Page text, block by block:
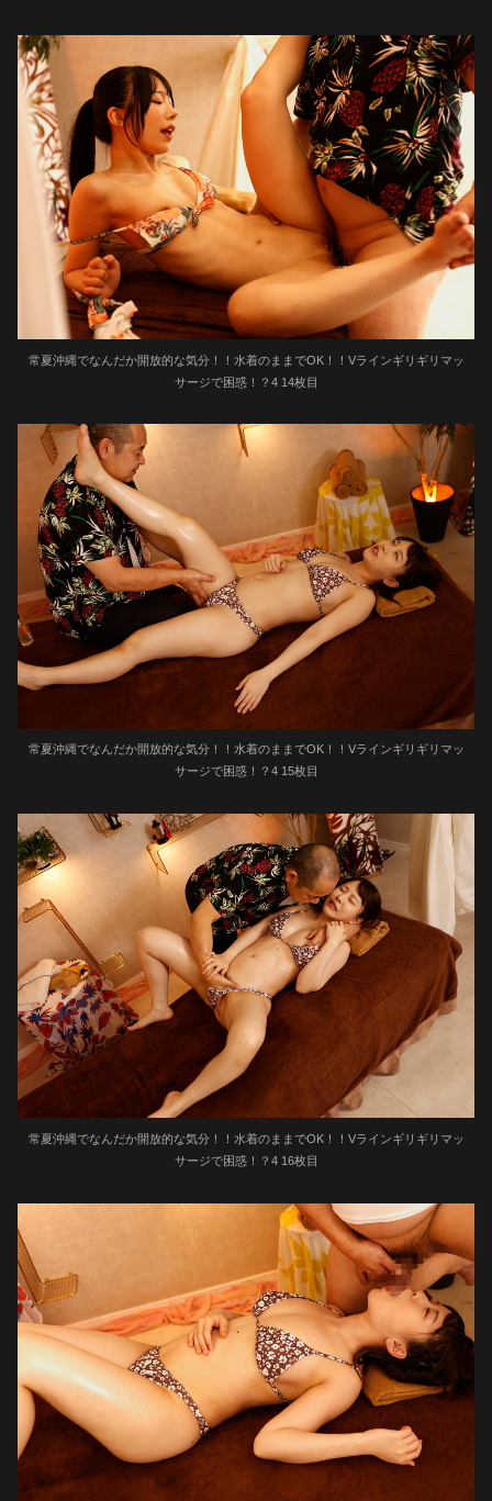
常夏沖縄でなんだか開放的な気分！！水着のままでOK！！Vラインギリギリマッ
サージで困惑！？4 14枚目
常夏沖縄でなんだか開放的な気分！！水着のままでOK！！Vラインギリギリマッ
サージで困惑！？4 15枚目
常夏沖縄でなんだか開放的な気分！！水着のままでOK！！Vラインギリギリマッ
サージで困惑！？4 16枚目